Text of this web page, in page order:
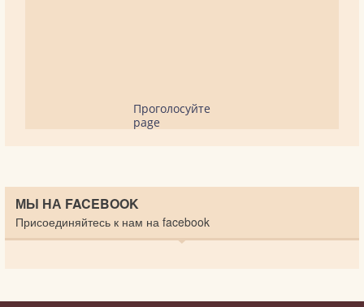
Проголосуйте
page
МЫ НА FACEBOOK
Присоединяйтесь к нам на facebook